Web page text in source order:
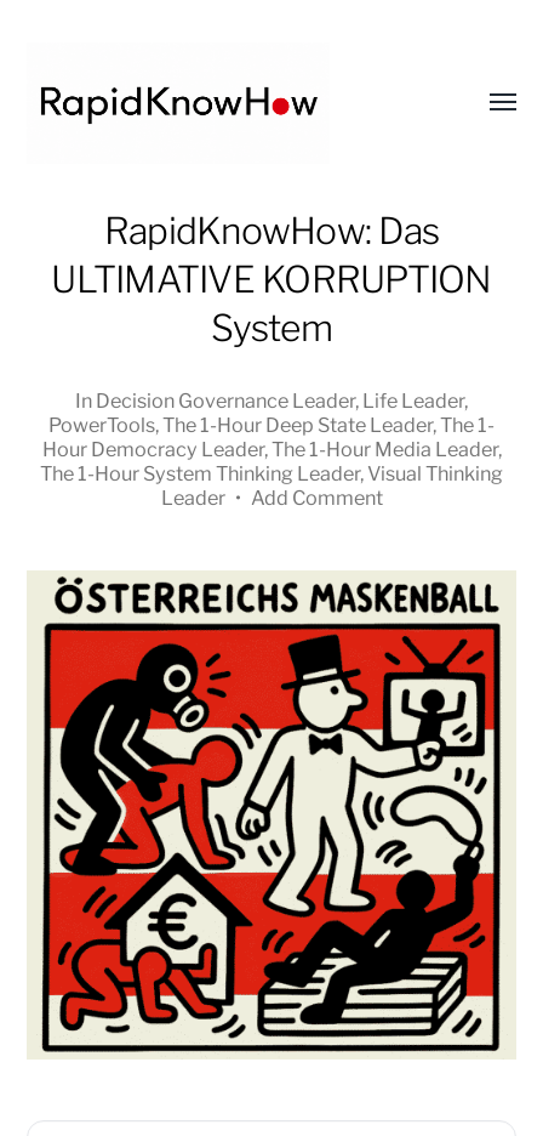
RapidKnowHow
DECISION
RapidKnowHow: Das
ULTIMATIVE KORRUPTION
System
In Decision Governance Leader, Life Leader,
PowerTools,The 1-Hour Deep State Leader,The 1-
Hour Democracy Leader,The 1-Hour Media Leader,
The 1-Hour System Thinking Leader, Visual Thinking
Leader • Add Comment